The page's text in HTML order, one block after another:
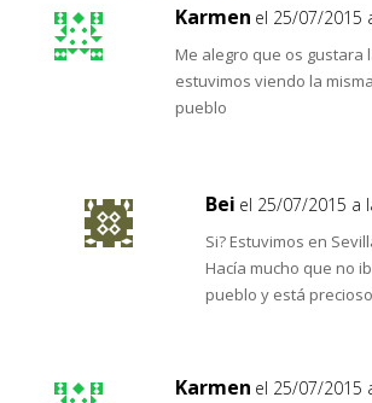
Karmen el 25/07/2015
Me alegro que os gustara
estuvimos viendo la
pueblo
Bei el 25/07/2015 a
Si? Estuvimos en
Hacía mucho que no
pueblo y está
Karmen el 25/07/2015